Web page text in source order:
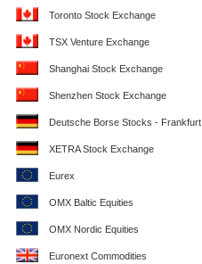
Toronto Stock Exchange
TSX Venture Exchange
Shanghai Stock Exchange
Shenzhen Stock Exchange
Deutsche Borse Stocks - Frankfurt
XETRA Stock Exchange
Eurex
OMX Baltic Equities
OMX Nordic Equities
Euronext Commodities